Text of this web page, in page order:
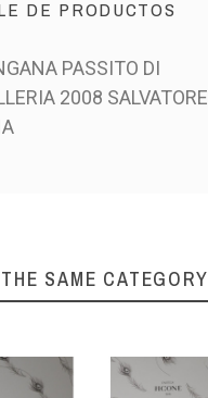
DE PRODUCTOS
PASSITO DI
2008 SALVATORE
SAME CATEGORY